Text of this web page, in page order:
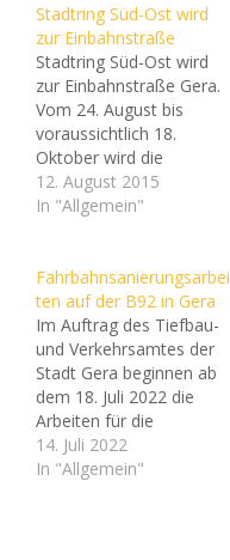
Stadtring Süd-Ost wird
zur Einbahnstraße
Stadtring Süd-Ost wird
zur Einbahnstraße Gera.
Vom 24. August bis
voraussichtlich 18.
Oktober wird die
Fahrbahnoberfläche auf
einem längeren Abschnitt
Fahrbahn zwischen den
Ortsdurchfahrtsgrenzen
Am Pfortener Kalkwerk
und dem
Zaufensgraben/Naulitzer
Straße von Lusan
kommend in Richtung
Leumnitz als
Einbahnstraße
12. August 2015
In "Allgemein"
Fahrbahnsanierungsarbei
ten auf der B92 in Gera
Im Auftrag des Tiefbau-
und Verkehrsamtes der
Stadt Gera beginnen ab
dem 18. Juli 2022 die
Arbeiten für die
Sanierung der B92. Es
erfolgt eine
14. Juli 2022
In "Allgemein"